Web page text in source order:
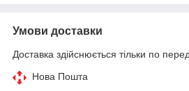
Умови доставки
Доставка здійснюється тільки по
Нова Пошта